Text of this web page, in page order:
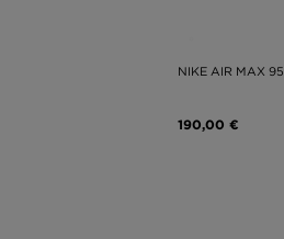
NIKE AIR MAX 95
190,00 €